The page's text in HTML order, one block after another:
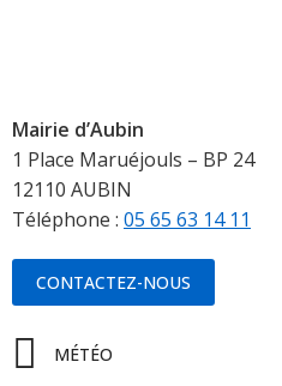
Mairie d’Aubin
1 Place Maruéjouls – BP 24
12110 AUBIN
Téléphone : 05 65 63 14 11
CONTACTEZ-NOUS
MÉTÉO